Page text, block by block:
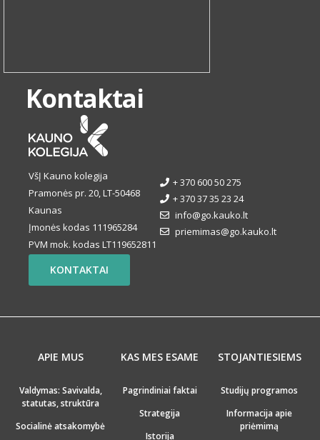
Kontaktai
VšĮ Kauno kolegija
Pramonės pr. 20, LT-50468
Kaunas
Įmonės kodas 111965284
PVM mok. kodas LT119652811
+ 370 600 50 275
+ 370 37 35 23 24
info@go.kauko.lt
priemimas@go.kauko.lt
KONTAKTAI
APIE MUS
Valdymas: Savivalda,
statutas, struktūra
Socialinė atsakomybė
KAS MES ESAME
Pagrindiniai faktai
Strategija
Istorija
STOJANTIESIEMS
Studijų programos
Informacija apie
priėmimą